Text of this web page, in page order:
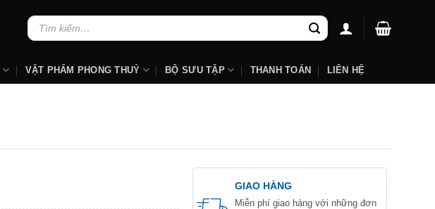
Tìm
kiếm:
VẬT PHẨM PHONG THUỶ BỘ SƯU TẬP THANH TOÁN LIÊN HỆ
GIAO HÀNG
Miễn phí giao hàng với những đơn